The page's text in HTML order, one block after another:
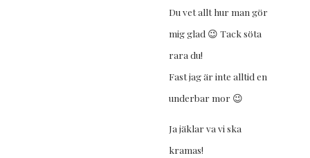
Du vet allt hur man gör
mig glad 😉 Tack söta
rara du!
Fast jag är inte alltid en
underbar mor 😉
Ja jäklar va vi ska
kramas!